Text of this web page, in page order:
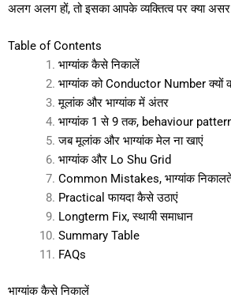
अलग अलग हों, तो इसका आपके व्यक्तित्व पर क्या असर
Table of Contents
भाग्यांक कैसे निकालें
भाग्यांक को Conductor Number क्यों
मूलांक और भाग्यांक में अंतर
भाग्यांक 1 से 9 तक, behaviour
जब मूलांक और भाग्यांक मेल ना खाएं
भाग्यांक और Lo Shu Grid
Common Mistakes, भाग्यांक
Practical फायदा कैसे उठाएं
Longterm Fix, स्थायी समाधान
Summary Table
FAQs
भाग्यांक कैसे निकालें